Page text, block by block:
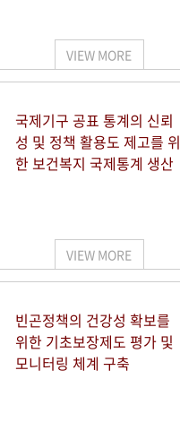
VIEW MORE
국제기구 공표 통계의 신뢰
성 및 정책 활용도 제고를 위
한 보건복지 국제통계 생산
VIEW MORE
빈곤정책의 건강성 확보를
위한 기초보장제도 평가 및
모니터링 체계 구축